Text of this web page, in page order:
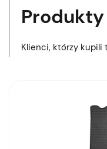
Klienci, którzy kupili